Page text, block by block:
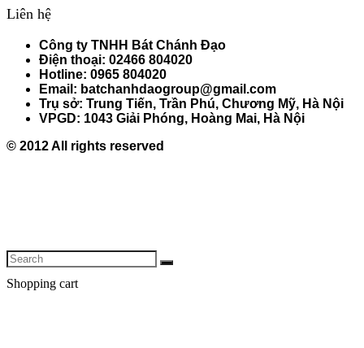
Liên hệ
Công ty TNHH Bát Chánh Đạo
Điện thoại: 02466 804020
Hotline: 0965 804020
Email: batchanhdaogroup@gmail.com
Trụ sở: Trung Tiến, Trần Phú, Chương Mỹ, Hà Nội
VPGD: 1043 Giải Phóng, Hoàng Mai, Hà Nội
© 2012 All rights reserved
Shopping cart